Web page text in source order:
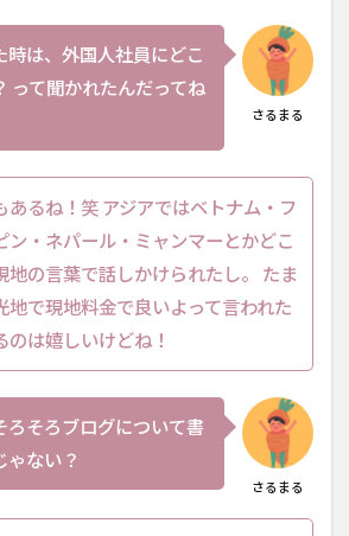
さるまる
時は、外国人社員にどこ
って聞かれたんだってね
あるね！笑 アジアではベトナム・フ
ン・ネパール・ミャンマーとかどこ
地の言葉で話しかけられたし。 たま
地で現地料金で良いよって言われた
のは嬉しいけどね！
さるまる
ろそろブログについて書
ゃない？